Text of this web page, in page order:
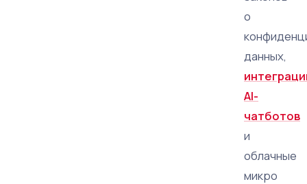
о
данных,
AI-
чатботов
и
облачные
микро